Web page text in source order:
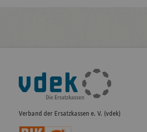
Fußleisten-
Navigation
Verband der Ersatzkassen e. V. (vdek)